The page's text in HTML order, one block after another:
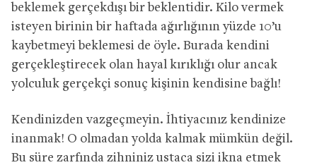
beklemek gerçekdışı bir beklentidir. Kilo vermek
isteyen birinin bir haftada ağırlığının yüzde 10’u
kaybetmeyi beklemesi de öyle. Burada kendini
gerçekleştirecek olan hayal kırıklığı olur ancak
yolculuk gerçekçi sonuç kişinin kendisine bağlı!
Kendinizden vazgeçmeyin. İhtiyacınız kendinize
inanmak! O olmadan yolda kalmak mümkün değil.
Bu süre zarfında zihniniz ustaca sizi ikna etmek